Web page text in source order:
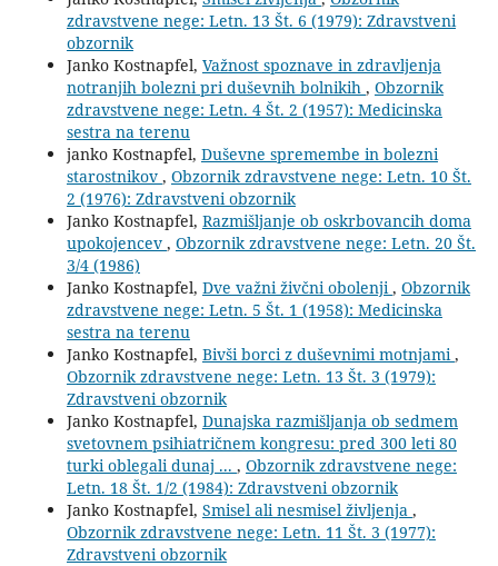
zdravstvene nege: Letn. 13 Št. 6 (1979): Zdravstveni
obzornik
Janko Kostnapfel, Važnost spoznave in zdravljenja
notranjih bolezni pri duševnih bolnikih , Obzornik
zdravstvene nege: Letn. 4 Št. 2 (1957): Medicinska
sestra na terenu
janko Kostnapfel, Duševne spremembe in bolezni
starostnikov , Obzornik zdravstvene nege: Letn. 10 Št.
2 (1976): Zdravstveni obzornik
Janko Kostnapfel, Razmišljanje ob oskrbovancih doma
upokojencev , Obzornik zdravstvene nege: Letn. 20 Št.
3/4 (1986)
Janko Kostnapfel, Dve važni živčni obolenji , Obzornik
zdravstvene nege: Letn. 5 Št. 1 (1958): Medicinska
sestra na terenu
Janko Kostnapfel, Bivši borci z duševnimi motnjami ,
Obzornik zdravstvene nege: Letn. 13 Št. 3 (1979):
Zdravstveni obzornik
Janko Kostnapfel, Dunajska razmišljanja ob sedmem
svetovnem psihiatričnem kongresu: pred 300 leti 80
turki oblegali dunaj ... , Obzornik zdravstvene nege:
Letn. 18 Št. 1/2 (1984): Zdravstveni obzornik
Janko Kostnapfel, Smisel ali nesmisel življenja ,
Obzornik zdravstvene nege: Letn. 11 Št. 3 (1977):
Zdravstveni obzornik